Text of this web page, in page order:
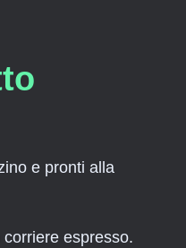
e pronti alla
espresso.